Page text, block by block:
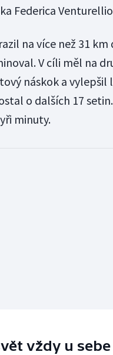
Federica
na více než 31
V cíli měl na
náskok a
o dalších 17
minuty.
vždy u sebe